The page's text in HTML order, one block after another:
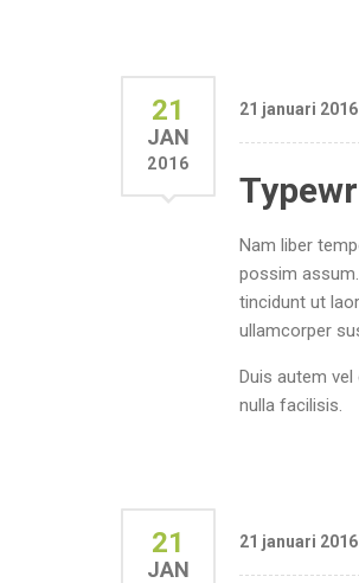
21
JAN
2016
21 januari 2016
Nam liber
possim
tincidunt ut
ullamcorper
Duis autem
nulla facilisis.
21
JAN
21 januari 2016